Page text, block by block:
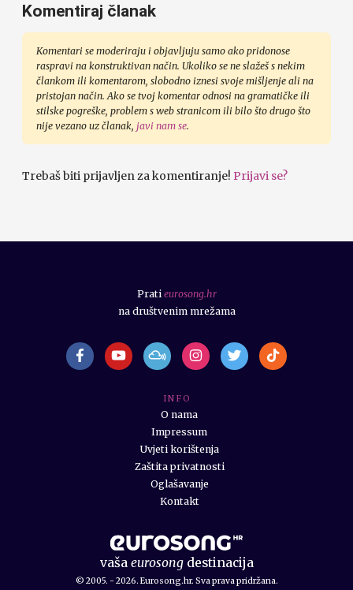
Komentiraj članak
Komentari se moderiraju i objavljuju samo ako pridonose
raspravi na konstruktivan način. Ukoliko se ne slažeš s nekim
člankom ili komentarom, slobodno iznesi svoje mišljenje ali na
pristojan način. Ako se tvoj komentar odnosi na gramatičke ili
stilske pogreške, problem s web stranicom ili bilo što drugo što
nije vezano uz članak, javi nam se.
Trebaš biti prijavljen za komentiranje! Prijavi se?
vaša eurosongdestinacija
© 2005. - 2026. Eurosong.hr. Sva prava pridržana.
I N F O
O nama
Impressum
Uvjeti korištenja
Zaštita privatnosti
Oglašavanje
Kontakt
Prati eurosong.hr
na društvenim mrežama